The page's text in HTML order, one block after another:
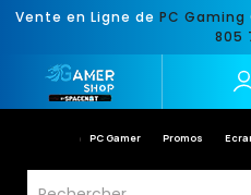
Vente en Ligne de PC Gaming
805
PC Gamer Promos